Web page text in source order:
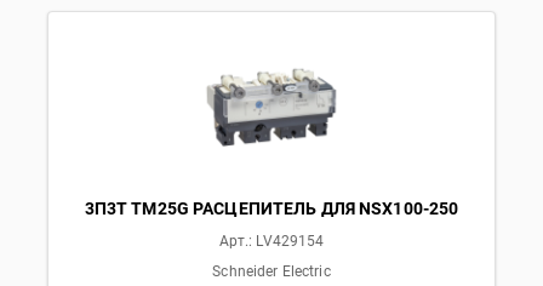
3П3T TM25G РАСЦЕПИТЕЛЬ ДЛЯ NSX100-250
Арт.: LV429154
Schneider Electric